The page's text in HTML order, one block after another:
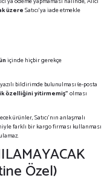
üzereSatıcı'ya iade etmekle
içinde hiçbir gerekçe
bildirimde bulunulması (e-posta
özelliğini yitirmemiş"olması
ürünler, Satıcı’nın anlaşmalı
farklı bir kargo firması kullanması
Özel)